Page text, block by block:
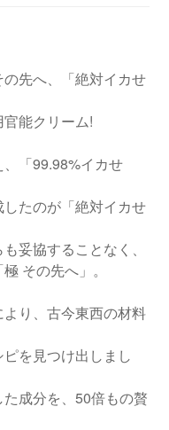
先へ、「絶対イカせ
能クリーム!
「99.98%イカせ
たのが「絶対イカせ
妥協することなく、
その先へ」。
り、古今東西の材料
を見つけ出しまし
成分を、50倍もの贅